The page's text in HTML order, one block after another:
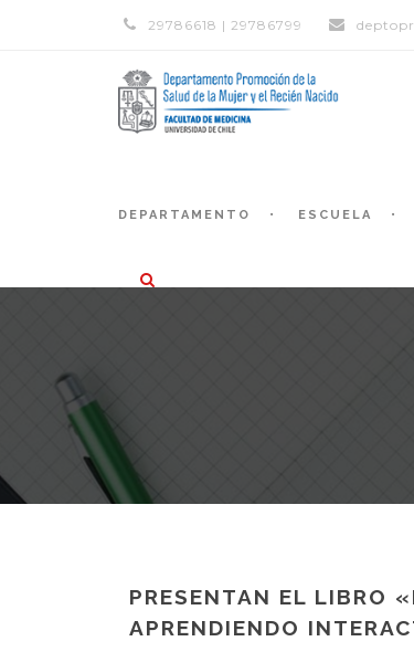
29786618 | 29786799
DEPARTAMENTO ESCUELA
PRESENTAN EL LIBRO
APRENDIENDO